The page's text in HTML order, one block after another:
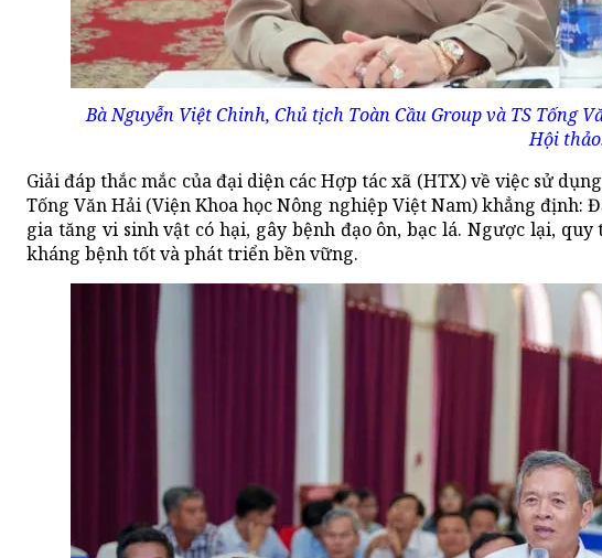
Bà Nguyễn Việt Chinh, Chủ tịch Toàn Cầu Group và TS Tống
Hội
Giải đáp thắc mắc của đại diện các Hợp tác xã (HTX) về việc sử
Tống Văn Hải (Viện Khoa học Nông nghiệp Việt Nam) khẳng định:
gia tăng vi sinh vật có hại, gây bệnh đạo ôn, bạc lá. Ngược lại,
kháng bệnh tốt và phát triển bền vững.